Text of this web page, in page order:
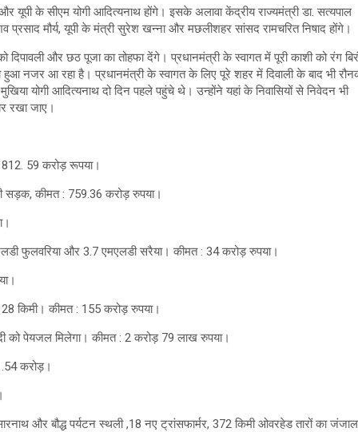
यूपी के सीएम योगी आदित्यनाथ होंगे। इसके अलावा केंद्रीय राज्यमंत्री डा. सत्यपाल
प्रसाद मौर्य, यूपी के मंत्री सुरेश खन्ना और मछलीशहर सांसद रामचरित निषाद होंगे।
दिपावली और छठ पूजा का तोहफा देंगे। प्रधानमंत्री के स्वागत में पूरी काशी को रंग
हुआ नजर आ रहा है। प्रधानमंत्री के स्वागत के लिए पूरे शहर में दिवाली के बाद भी
योगी आदित्यनाथ दो दिन पहले पहुंचे थे। उन्होंने यहां के निवासियों से निवेदन भी
रखा जाए।
59 करोड़ रूपया।
सड़क, कीमत : 759.36 करोड़ रुपया।
फुलवरिया और 3.7 एमएलडी सरैया। कीमत : 34 करोड़ रुपया।
किमी। कीमत : 155 करोड़ रुपया।
को पेयजल मिलेगा। कीमत : 2 करोड़ 79 लाख रुपया।
करोड़।
और बौद्ध पर्यटन स्थली ,18 नए ट्रांसफार्मर, 372 किमी ओवरहेड तारों का जंजाल